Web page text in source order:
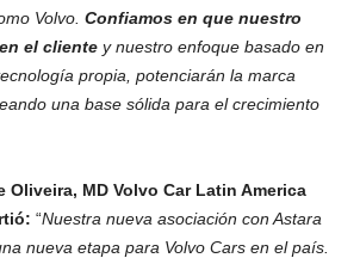
Volvo. Confiamos en que nuestro
el cliente y nuestro enfoque basado en
propia, potenciarán la marca
una base sólida para el crecimiento
Oliveira, MD Volvo Car Latin America
“Nuestra nueva asociación con Astara
nueva etapa para Volvo Cars en el país.